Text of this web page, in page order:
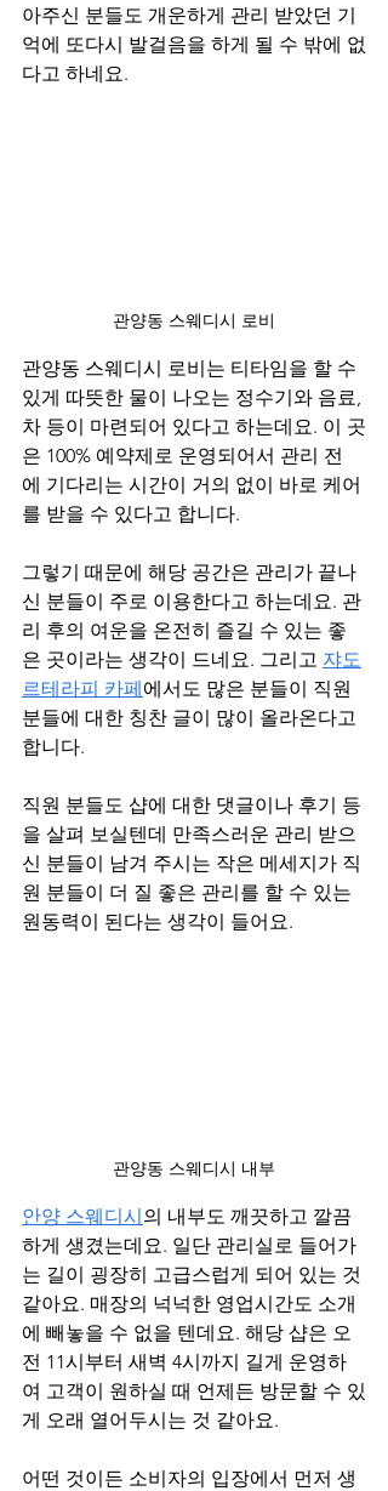
아주신 분들도 개운하게 관리 받았던 기
억에 또다시 발걸음을 하게 될 수 밖에 없
다고 하네요.
관양동 스웨디시 로비
관양동 스웨디시 로비는 티타임을 할 수
있게 따뜻한 물이 나오는 정수기와 음료,
차 등이 마련되어 있다고 하는데요. 이 곳
은 100% 예약제로 운영되어서 관리 전
에 기다리는 시간이 거의 없이 바로 케어
를 받을 수 있다고 합니다.
그렇기 때문에 해당 공간은 관리가 끝나
신 분들이 주로 이용한다고 하는데요. 관
리 후의 여운을 온전히 즐길 수 있는 좋
은 곳이라는 생각이 드네요. 그리고 쟈도
르테라피 카페 에서도 많은 분들이 직원
분들에 대한 칭찬 글이 많이 올라온다고
합니다.
직원 분들도 샵에 대한 댓글이나 후기 등
을 살펴 보실텐데 만족스러운 관리 받으
신 분들이 남겨 주시는 작은 메세지가 직
원 분들이 더 질 좋은 관리를 할 수 있는
원동력이 된다는 생각이 들어요.
관양동 스웨디시 내부
안양 스웨디시 의 내부도 깨끗하고 깔끔
하게 생겼는데요. 일단 관리실로 들어가
는 길이 굉장히 고급스럽게 되어 있는 것
같아요. 매장의 넉넉한 영업시간도 소개
에 빼놓을 수 없을 텐데요. 해당 샵은 오
전 11시부터 새벽 4시까지 길게 운영하
여 고객이 원하실 때 언제든 방문할 수 있
게 오래 열어두시는 것 같아요.
어떤 것이든 소비자의 입장에서 먼저 생